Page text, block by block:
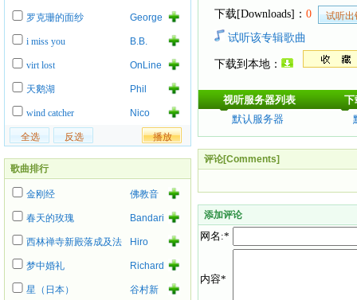
罗克珊的面纱
George
i miss you
B.B.
virt lost
OnLine
天鹅湖
Phil
wind catcher
Nico
歌曲排行
金刚经
佛教音
春天的玫瑰
Bandari
西林禅寺新殿落成及法
Hiro
梦中婚礼
Richard
星（日本）
谷村新
下载[Downloads]： 0
试听该专辑歌曲
下载到本地：
视听服务器列表
下
默认服务器
评论[Comments]
添加评论
网名:*
内容*